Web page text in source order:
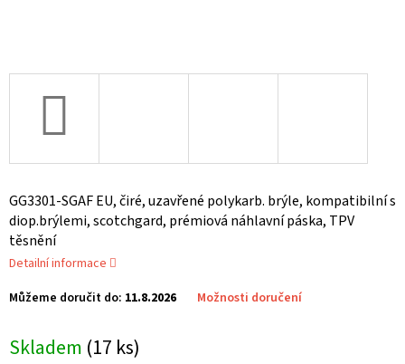
Skladem (17 ks)
Můžeme doručit do: 11.8.2026 Možnosti doručení
GG3301-SGAF EU, čiré, uzavřené polykarb. brýle, kompatibilní s
diop.brýlemi, scotchgard, prémiová náhlavní páska, TPV
těsnění
Detailní informace